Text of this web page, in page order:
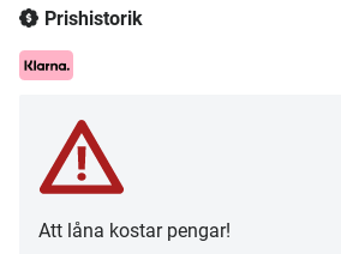
Prishistorik
Att låna kostar pengar!